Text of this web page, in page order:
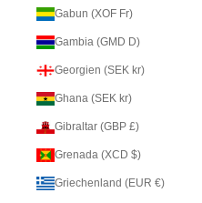
Gabun (XOF Fr)
Gambia (GMD D)
Georgien (SEK kr)
Ghana (SEK kr)
Gibraltar (GBP £)
Grenada (XCD $)
Griechenland (EUR €)